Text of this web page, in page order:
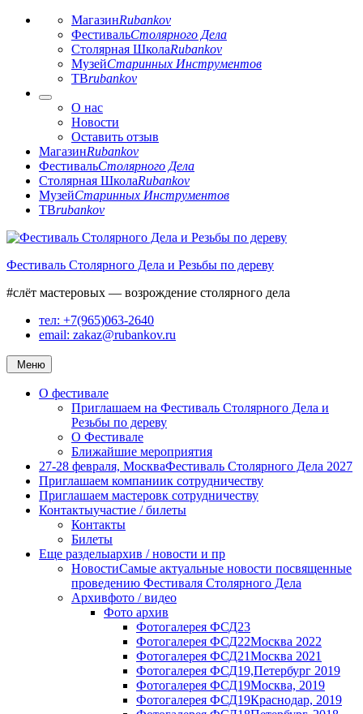
МагазинRubankov
ФестивальСтолярного Дела
Столярная ШколаRubankov
МузейСтаринных Инструментов
ТВrubankov
О нас
Новости
Оставить отзыв
МагазинRubankov
ФестивальСтолярного Дела
Столярная ШколаRubankov
МузейСтаринных Инструментов
ТВrubankov
Перейти
содержимому
Фестиваль Столярного Дела и Резьбы по дереву
#слёт мастеровых — возрождение столярного дела
тел: +7(965)063-2640
email: zakaz@rubankov.ru
Меню
О фестивале
Приглашаем на Фестиваль Столярного Дела и
Резьбы по дереву
О Фестивале
Ближайшие мероприятия
27-28 февраля, МоскваФестиваль Столярного Дела 2027
Приглашаем компаниик сотрудничеству
Приглашаем мастеровк сотрудничеству
Контактыучастие / билеты
Контакты
Билеты
Еще разделыархив / новости и пр
НовостиСамые актуальные новости посвященные
проведению Фестиваля Столярного Дела
Архивфото / видео
Фото архив
Фотогалерея ФСД23
Фотогалерея ФСД22Москва 2022
Фотогалерея ФСД21Москва 2021
Фотогалерея ФСД19,Петербург 2019
Фотогалерея ФСД19Москва, 2019
Фотогалерея ФСД19Краснодар, 2019